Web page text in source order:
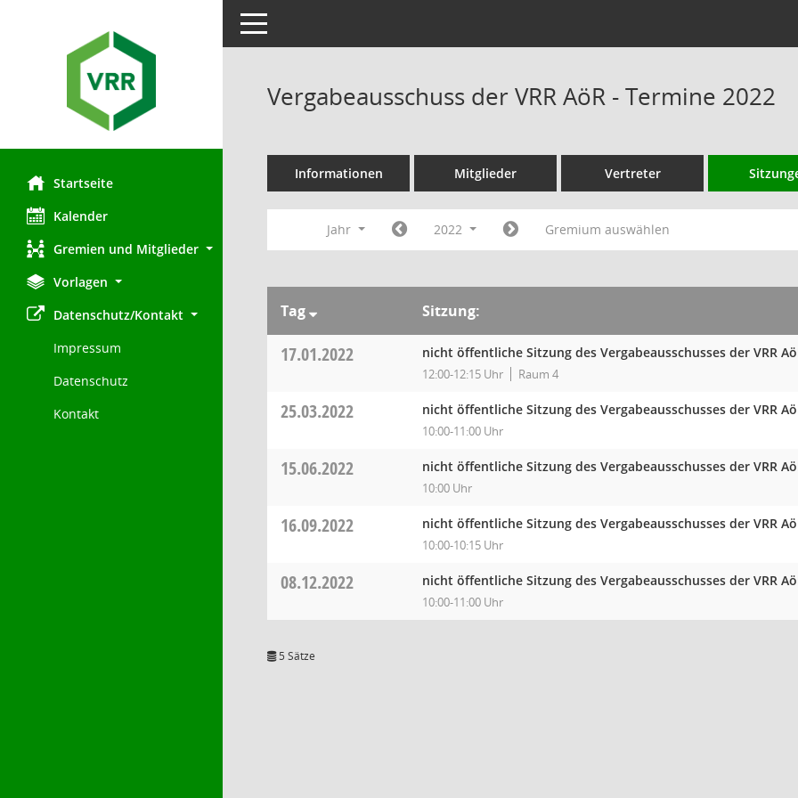
Startseite
Kalender
Gremien und Mitglieder
Vorlagen
Datenschutz/Kontakt
Impressum
Datenschutz
Kontakt
Toggle navigation
Vergabeausschuss der VRR AöR - Termine 2022
Informationen Mitglieder Vertreter
Jahr 2022 Gremium auswählen
Tag Sitzung:
17.01.2022 nicht öffentliche Sitzung des Vergabeausschusses der VRR
12:00-12:15 Uhr Raum 4
25.03.2022 nicht öffentliche Sitzung des Vergabeausschusses der VRR
10:00-11:00 Uhr
15.06.2022 nicht öffentliche Sitzung des Vergabeausschusses der VRR
10:00 Uhr
16.09.2022 nicht öffentliche Sitzung des Vergabeausschusses der VRR
10:00-10:15 Uhr
08.12.2022 nicht öffentliche Sitzung des Vergabeausschusses der VRR
10:00-11:00 Uhr
5 Sätze